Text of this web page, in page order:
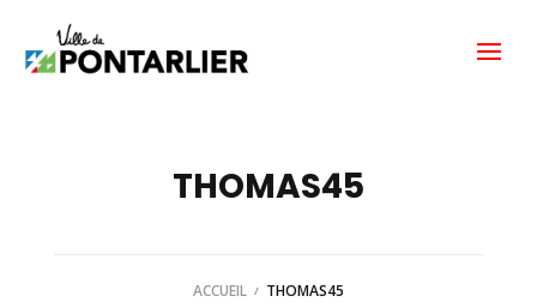
THOMAS45
ACCUEIL THOMAS45